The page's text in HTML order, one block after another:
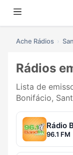
Ache Rádios
Rádios
Lista de
Bonifácio,
Rádio
96.1 FM